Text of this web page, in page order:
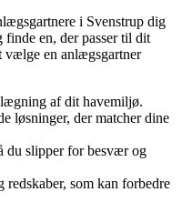
i Svenstrup dig
en, der passer til dit
vælge en anlægsgartner
af dit havemiljø.
løsninger, der matcher dine
du slipper for besvær og
som kan forbedre